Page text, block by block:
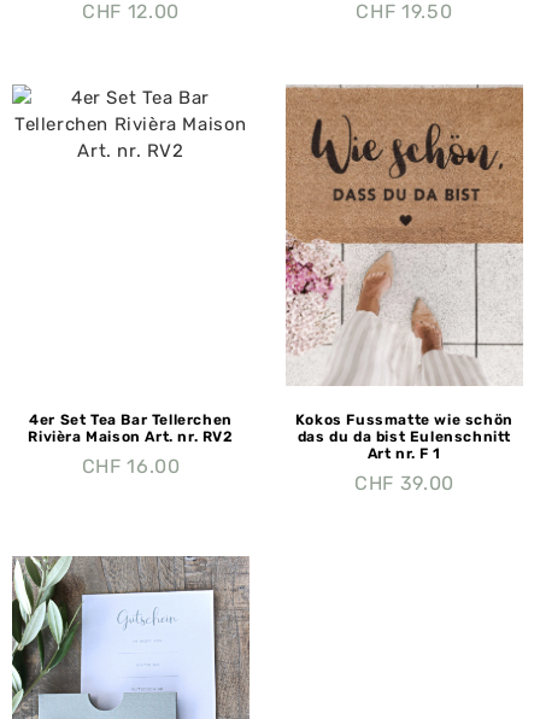
CHF 12.00 CHF 19.50
4er Set Tea Bar Tellerchen
Rivièra Maison Art. nr. RV2
CHF 16.00
Kokos Fussmatte wie schön
das du da bist Eulenschnitt
Art nr. F 1
CHF 39.00